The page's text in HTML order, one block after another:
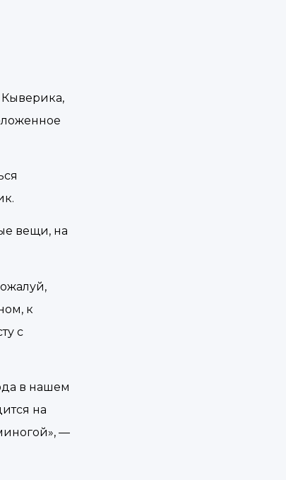
Кыверика,
вещи, на
к
с
в нашем
на
—